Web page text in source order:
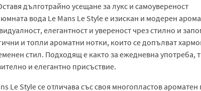
дълготрайно усещане за лукс и самоувереност
вода Le Mans Le Style е изискан и модерен
елегантност и увереност чрез стилно и
и топли ароматни нотки, които се допълват
стил. Подходящ е както за ежедневна употреба,
и елегантно присъствие.
Le Style се отличава със своя многопластов